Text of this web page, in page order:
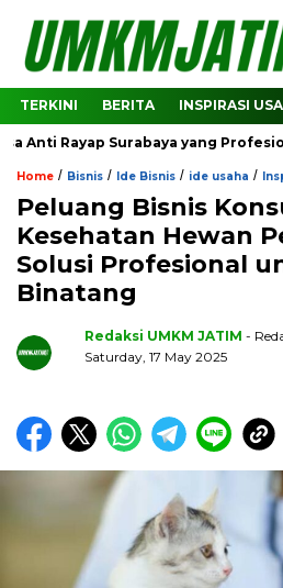
TERKINI BERITA INSPIRASI
Anti Rayap Surabaya yang
Home / Bisnis / Ide Bisnis / ide usaha /
Peluang Bisnis
Kesehatan Hewan
Solusi Profesional
Binatang
Redaksi UMKM JATIM -
Saturday, 17 May 2025